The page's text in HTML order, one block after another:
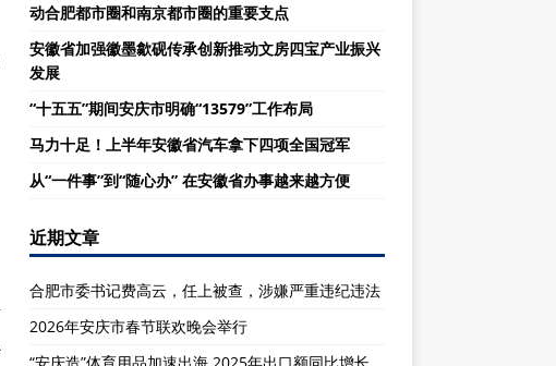
动合肥都市圈和南京都市圈的重要支点
安徽省加强徽墨歙砚传承创新推动文房四宝产业振兴
发展
“十五五”期间安庆市明确“13579”工作布局
马力十足！上半年安徽省汽车拿下四项全国冠军
从“一件事”到“随心办” 在安徽省办事越来越方便
近期文章
合肥市委书记费高云，任上被查，涉嫌严重违纪违法
2026年安庆市春节联欢晚会举行